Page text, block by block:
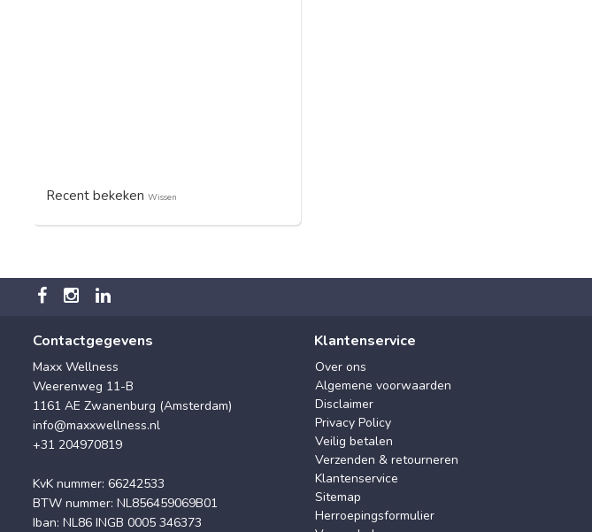
Recent bekeken Wissen
Contactgegevens
Maxx Wellness
Weerenweg 11-B
1161 AE Zwanenburg (Amsterdam)
info@maxxwellness.nl
+31 204970819
KvK nummer: 66242533
BTW nummer: NL856459069B01
Iban: NL86 INGB 0005 346373
Klantenservice
Over ons
Algemene voorwaarden
Disclaimer
Privacy Policy
Veilig betalen
Verzenden & retourneren
Klantenservice
Sitemap
Herroepingsformulier